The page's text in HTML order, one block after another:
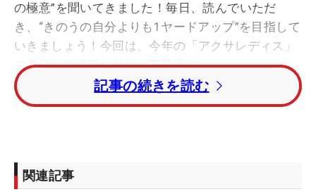
の極意”を聞いてきました！毎日、読んでいただ
き、“きのうの自分よりも1ヤードアップ”を目指して
いきましょう！今回は、今年の「アクサレディス」
で念願の初優勝を挙げた工藤遥加。
◇
ホークスなどで活躍した224勝左腕の工藤公康氏。
2011年8月1日、日本女子プロゴルフ協会
記事の続きを読む
関連記事